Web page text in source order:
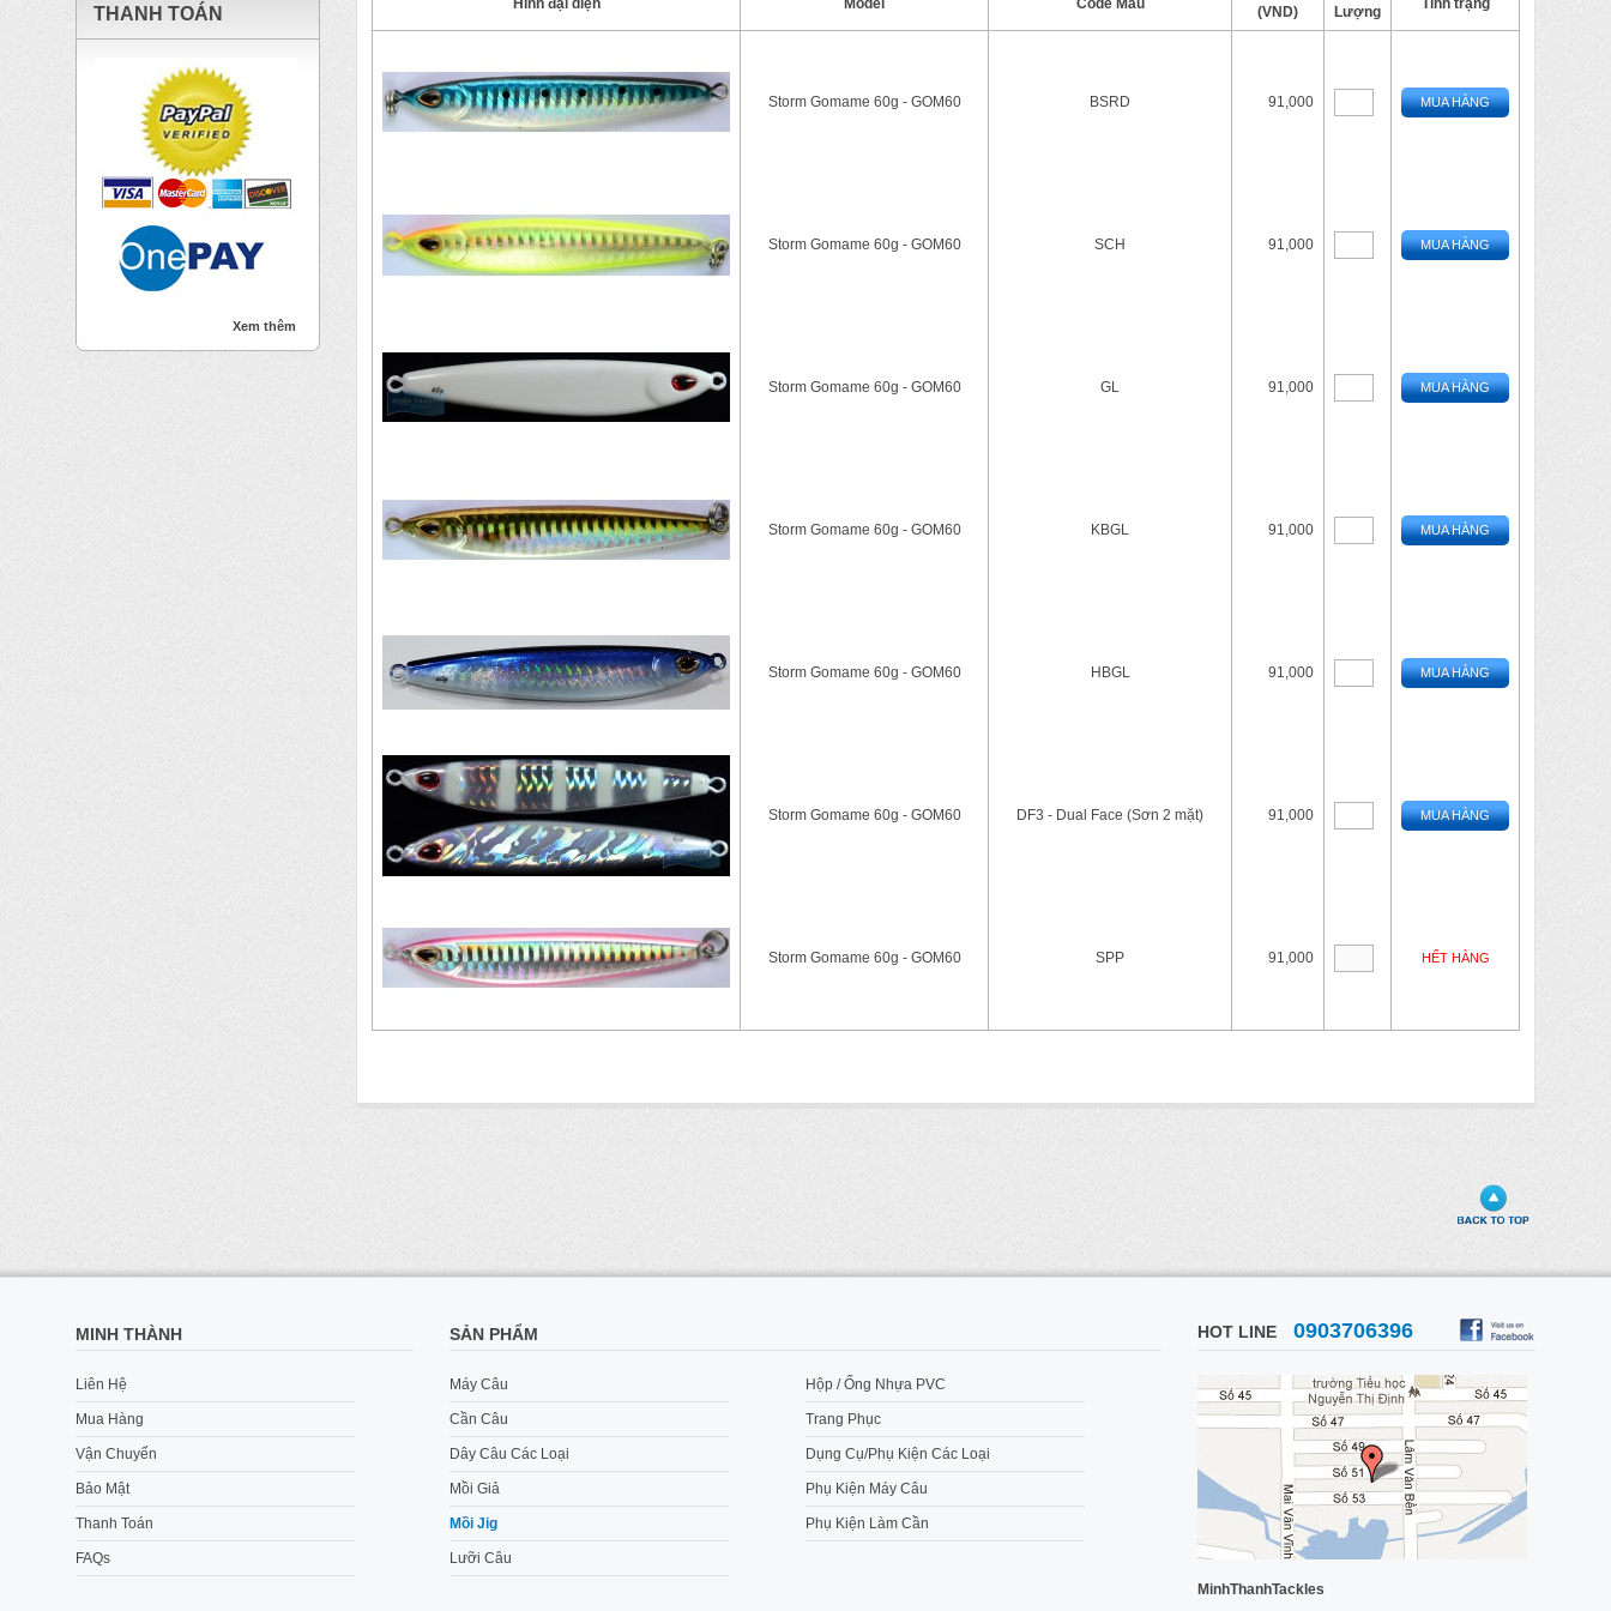
THANH TOÁN
Xem thêm
Hình đại diện Model Code Màu
(VND)
Lượng
Tình trạng
Storm Gomame 60g - GOM60 BSRD 91,000 MUA HÀNG
Storm Gomame 60g - GOM60 SCH 91,000 MUA HÀNG
Storm Gomame 60g - GOM60 GL 91,000 MUA HÀNG
Storm Gomame 60g - GOM60 KBGL 91,000 MUA HÀNG
Storm Gomame 60g - GOM60 HBGL 91,000 MUA HÀNG
Storm Gomame 60g - GOM60 DF3 - Dual Face (Sơn 2 mặt) 91,000 MUA HÀNG
Storm Gomame 60g - GOM60 SPP 91,000 HẾT HÀNG
MINH THÀNH
Liên Hệ
Mua Hàng
Vận Chuyển
Bảo Mật
Thanh Toán
FAQs
SẢN PHẨM
Máy Câu
Cần Câu
Dây Câu Các Loại
Mồi Giả
Mồi Jig
Lưỡi Câu
Hộp / Ống Nhựa PVC
Trang Phục
Dụng Cụ/Phụ Kiện Các Loại
Phụ Kiện Máy Câu
Phụ Kiện Làm Cần
HOT LINE 0903706396
MinhThanhTackles